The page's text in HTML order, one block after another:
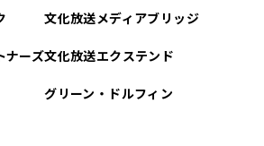
ナーズ
文化放送メディアブリッジ
文化放送エクステンド
グリーン・ドルフィン